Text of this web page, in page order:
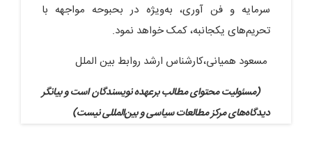
سرمایه و فن آوری، به‌ویژه در بحبوحه مواجهه با
تحریم‌های یکجانبه، کمک خواهد نمود.
مسعود همیانی،کارشناس ارشد روابط بین الملل
(مسئولیت محتوای مطالب برعهده نویسندگان است و بیانگر
دیدگاه‌های مرکز مطالعات سیاسی و بین‌المللی نیست)